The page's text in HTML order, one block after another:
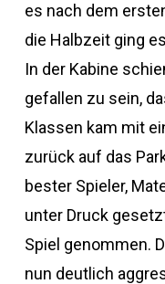
es nach dem
die Halbzeit ging
In der Kabine
gefallen zu sein,
Klassen kam mit
zurück auf das
bester Spieler,
unter Druck
Spiel genommen.
nun deutlich